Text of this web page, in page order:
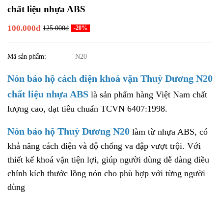
chất liệu nhựa ABS
100.000đ 125.000đ -20%
Mã sản phẩm: N20
Nón bảo hộ cách điện khoá vặn Thuỳ Dương N20
chất liệu nhựa ABS là sản phẩm hàng Việt Nam chất
lượng cao, đạt tiêu chuẩn TCVN 6407:1998.
Nón bảo hộ Thuỳ Dương N20 làm từ nhựa ABS, có
khả năng cách điện và độ chống va đập vượt trội. Với
thiết kế khoá vặn tiện lợi, giúp người dùng dễ dàng điều
chỉnh kích thước lồng nón cho phù hợp với từng người
dùng